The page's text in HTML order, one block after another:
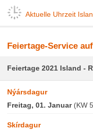
Aktuelle Uhrzeit
Feiertage-Service
Feiertage 2021 Island -
Nýársdagur
Freitag, 01. Januar(KW
Skírdagur